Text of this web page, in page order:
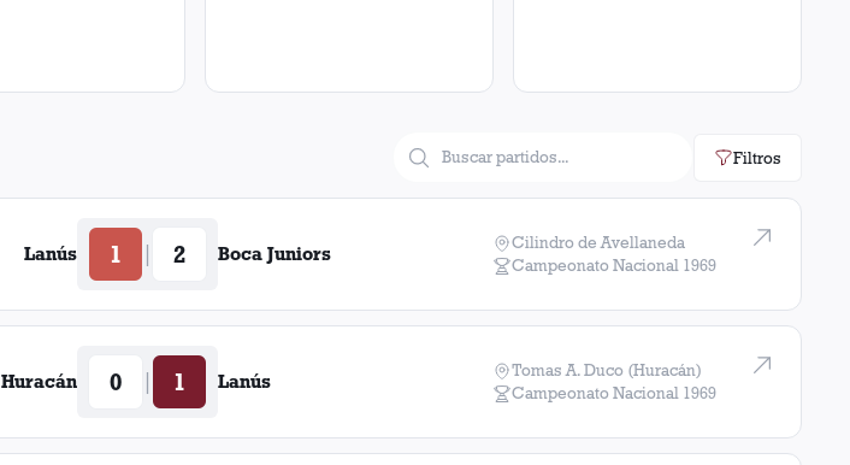
Filtros
Lanús 1 2 Boca Juniors
Cilindro de Avellaneda
Campeonato Nacional 1969
Huracán 0 1 Lanús
Tomas A. Duco (Huracán)
Campeonato Nacional 1969